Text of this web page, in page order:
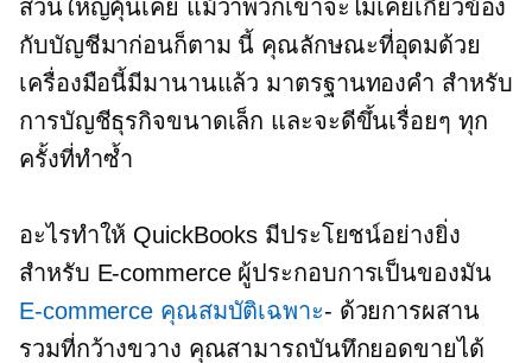
ส่วนใหญ่คุ้นเคย แม้ว่าพวกเขาจะไม่เคยเกี่ยวข้อง
กับบัญชีมาก่อนก็ตาม นี้ คุณลักษณะที่อุดมด้วย
เครื่องมือนี้มีมานานแล้ว มาตรฐานทองคำ สำหรับ
การบัญชีธุรกิจขนาดเล็ก และจะดีขึ้นเรื่อยๆ ทุก
ครั้งที่ทำซ้ำ
อะไรทำให้ QuickBooks มีประโยชน์อย่างยิ่ง
สำหรับ E-commerceผู้ประกอบการเป็นของมัน
E-commerce คุณสมบัติเฉพาะ- ด้วยการผสาน
รวมที่กว้างขวาง คุณสามารถบันทึกยอดขายได้